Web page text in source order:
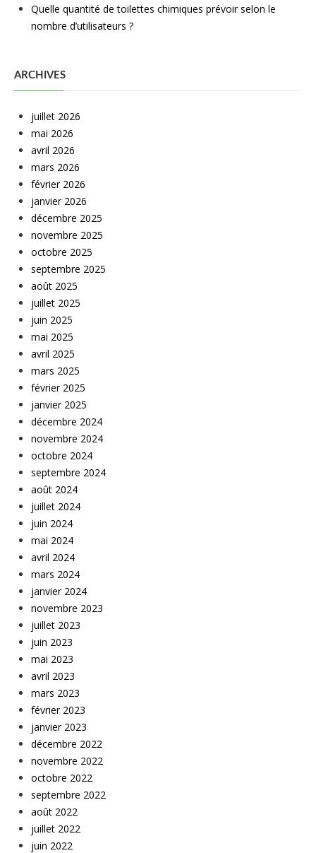
Quelle quantité de toilettes chimiques prévoir selon le
nombre d’utilisateurs ?
ARCHIVES
juillet 2026
mai 2026
avril 2026
mars 2026
février 2026
janvier 2026
décembre 2025
novembre 2025
octobre 2025
septembre 2025
août 2025
juillet 2025
juin 2025
mai 2025
avril 2025
mars 2025
février 2025
janvier 2025
décembre 2024
novembre 2024
octobre 2024
septembre 2024
août 2024
juillet 2024
juin 2024
mai 2024
avril 2024
mars 2024
janvier 2024
novembre 2023
juillet 2023
juin 2023
mai 2023
avril 2023
mars 2023
février 2023
janvier 2023
décembre 2022
novembre 2022
octobre 2022
septembre 2022
août 2022
juillet 2022
juin 2022